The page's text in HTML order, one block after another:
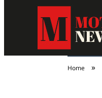
Home »